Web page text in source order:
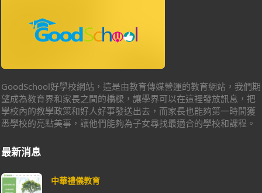
GoodSchool好學校網站，這是由教育傳媒營運的教育網站，我們期
望成為教育界和家長之間的橋樑，讓學界可以在這裡發放訊息，把
學校內的教學政策和好人好事發送出去，而家長也能夠第一時間獲
悉學校的亮點美事，讓他們能夠為子女尋找最適合的學校和課程。
最新消息
中華禮儀教育